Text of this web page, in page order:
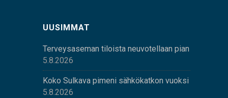
UUSIMMAT
Terveysaseman tiloista neuvotellaan pian
5.8.2026
Koko Sulkava pimeni sähkökatkon vuoksi
5.8.2026